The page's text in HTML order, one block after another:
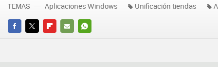
FACEBOOK
TWITTERFLIPBOARD
E-
WHATSAPP
TEMAS Aplicaciones Windows Unificación tiendas